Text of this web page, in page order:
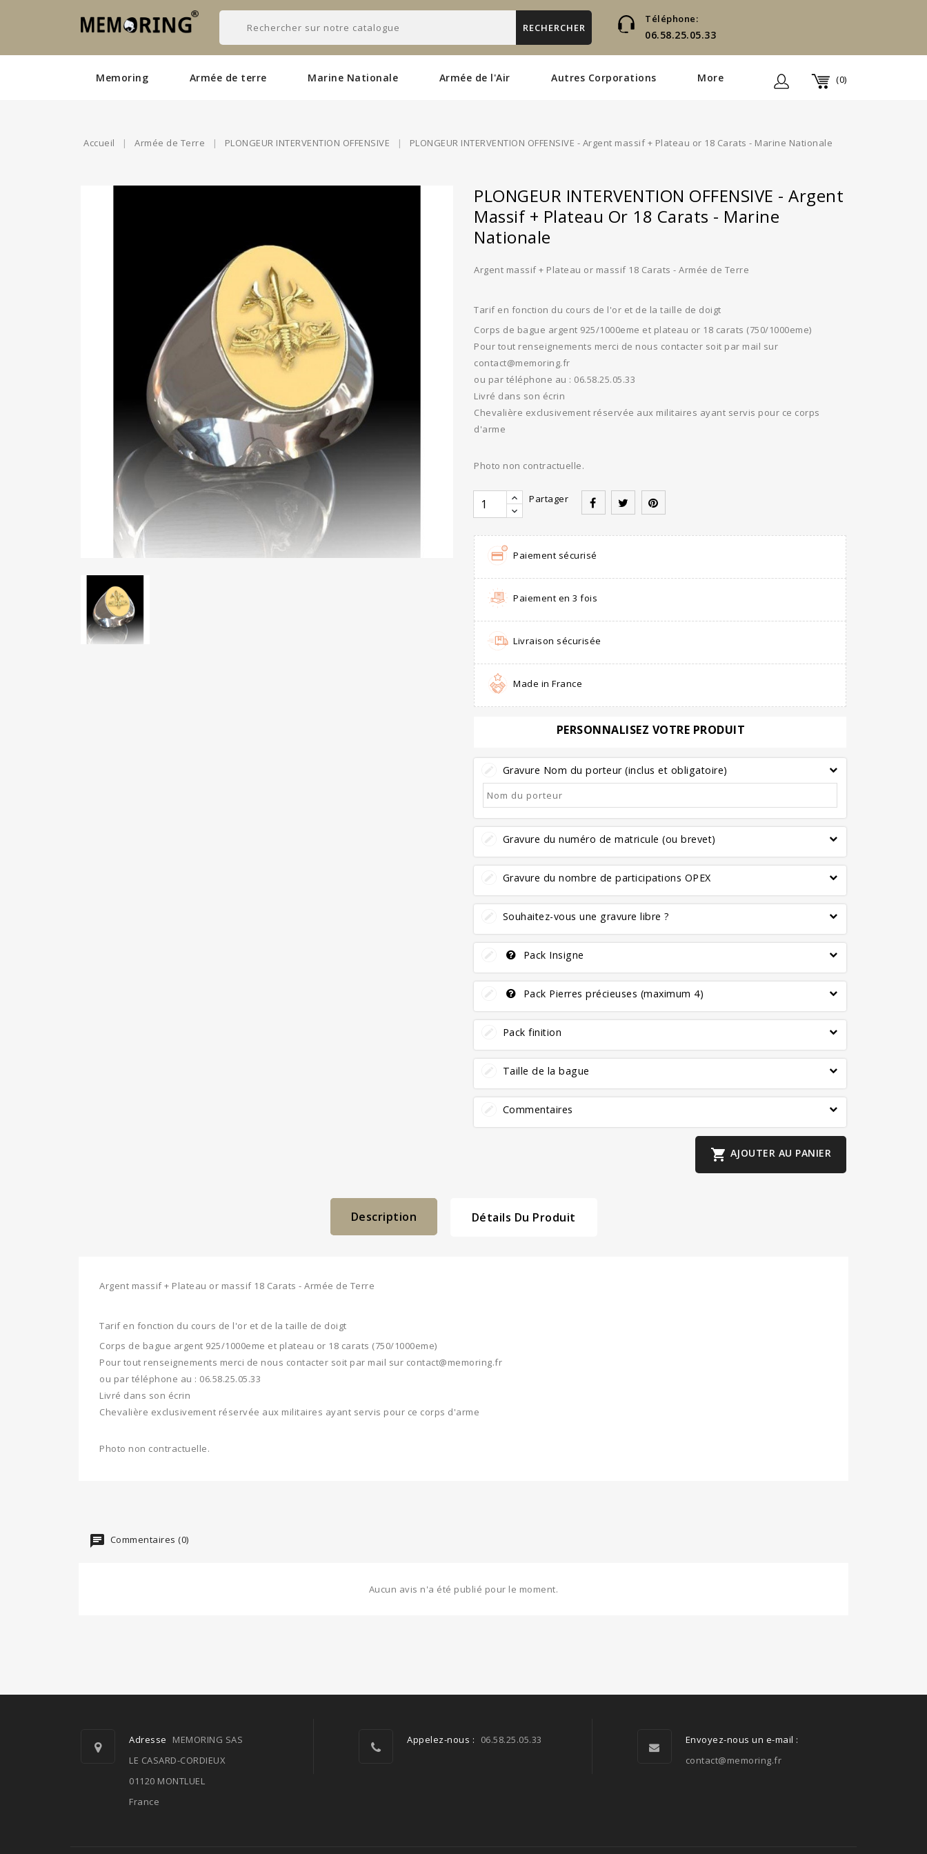
Téléphone:
06.58.25.05.33
RECHERCHER
(0)
Memoring Armée de terre Marine Nationale Armée de l'Air Autres Corporations More
Accueil Armée de Terre PLONGEUR INTERVENTION OFFENSIVE PLONGEUR INTERVENTION OFFENSIVE - Argent massif + Plateau or 18 Carats - Marine Nationale
PLONGEUR INTERVENTION OFFENSIVE - Argent
Massif + Plateau Or 18 Carats - Marine
Nationale
Argent massif + Plateau or massif 18 Carats - Armée de Terre
Tarif en fonction du cours de l'or et de la taille de doigt
Corps de bague argent 925/1000eme et plateau or 18 carats (750/1000eme)
Pour tout renseignements merci de nous contacter soit par mail sur
contact@memoring.fr
ou par téléphone au : 06.58.25.05.33
Livré dans son écrin
Chevalière exclusivement réservée aux militaires ayant servis pour ce corps
d'arme
Photo non contractuelle.
Partager
Paiement sécurisé
Paiement en 3 fois
Livraison sécurisée
Made in France
PERSONNALISEZ VOTRE PRODUIT
Gravure Nom du porteur (inclus et obligatoire)
Gravure du numéro de matricule (ou brevet)
Gravure du nombre de participations OPEX
Souhaitez-vous une gravure libre ?
Pack Insigne
Pack Pierres précieuses (maximum 4)
Pack finition
Taille de la bague
Commentaires
 AJOUTER AU PANIER
Description Détails Du Produit
Argent massif + Plateau or massif 18 Carats - Armée de Terre
Tarif en fonction du cours de l'or et de la taille de doigt
Corps de bague argent 925/1000eme et plateau or 18 carats (750/1000eme)
Pour tout renseignements merci de nous contacter soit par mail sur contact@memoring.fr
ou par téléphone au : 06.58.25.05.33
Livré dans son écrin
Chevalière exclusivement réservée aux militaires ayant servis pour ce corps d'arme
Photo non contractuelle.
Commentaires (0)
Aucun avis n'a été publié pour le moment.
Adresse
MEMORING SAS
LE CASARD-CORDIEUX
01120 MONTLUEL
France
Appelez-nous : 06.58.25.05.33
Envoyez-nous un e-mail :
contact@memoring.fr